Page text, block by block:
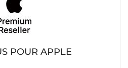
POUR APPLE